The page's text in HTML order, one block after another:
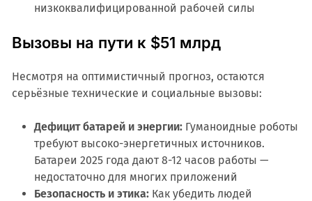
низкоквалифицированной рабочей силы
Вызовы на пути к $51 млрд
Несмотря на оптимистичный прогноз, остаются
серьёзные технические и социальные вызовы:
Дефицит батарей и энергии:Гуманоидные роботы
требуют высоко-энергетичных источников.
Батареи 2025 года дают 8-12 часов работы —
недостаточно для многих приложений
Безопасность и этика:Как убедить людей